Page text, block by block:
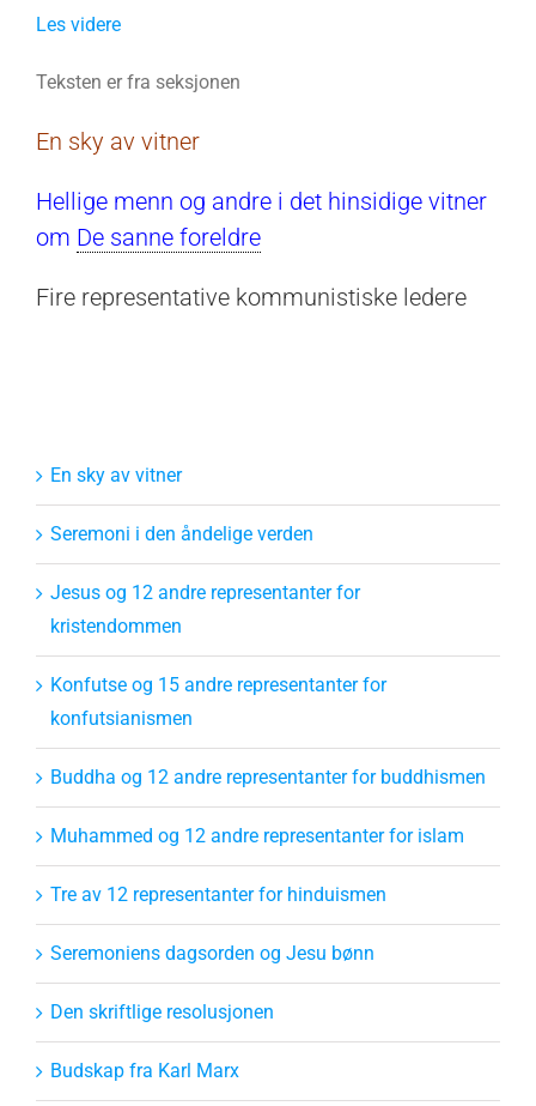
Les videre
Teksten er fra seksjonen
En sky av vitner
Hellige menn og andre i det hinsidige vitner
om De sanne foreldre
Fire representative kommunistiske ledere
En sky av vitner
Seremoni i den åndelige verden
Jesus og 12 andre representanter for
kristendommen
Konfutse og 15 andre representanter for
konfutsianismen
Buddha og 12 andre representanter for buddhismen
Muhammed og 12 andre representanter for islam
Tre av 12 representanter for hinduismen
Seremoniens dagsorden og Jesu bønn
Den skriftlige resolusjonen
Budskap fra Karl Marx